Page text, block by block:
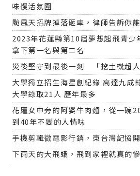
味慢活氛圍
颱風天招牌掉落砸車，律師告訴你
2023年花蓮縣第10屆夢想起飛青少
拿下第一名與第二名
災後堅守到最後一刻 「挖土機超
大學獨立招生海星創紀錄 高達九成
大學錄取21人 歷年最多
花蓮女中旁的阿婆牛肉麵，從一碗
到40年不變的人情味
手機剪輯微電影行銷，東台灣記協
下雨天的大飛蛾，飛到家裡就真的